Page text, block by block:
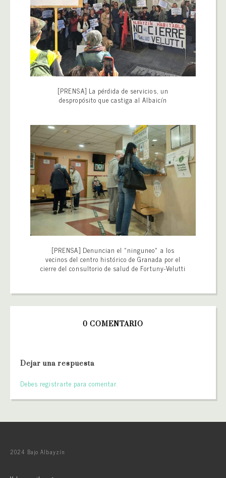
[PRENSA] La pérdida de servicios, un
despropósito que castiga al Albaicín
[PRENSA] Denuncian el «ninguneo» a los
vecinos del centro histórico de Granada por el
cierre del consultorio de salud de Fortuny-Velutti
0 COMENTARIO
Dejar una respuesta
Debes registrarte para comentar.
2024 Bajo Albayzín